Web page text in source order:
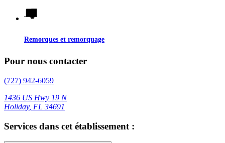
Remorques et remorquage
Pour nous contacter
(727) 942-6059
1436 US Hwy 19 N
Holiday, FL 34691
Services dans cet établissement :